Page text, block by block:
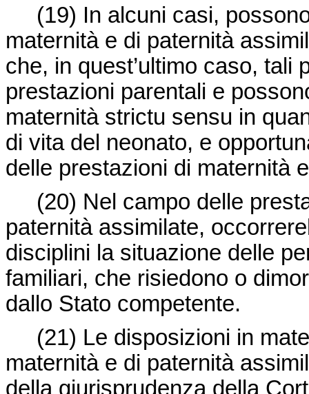
(19) In alcuni casi,
maternità e di paternità
che, in quest’ultimo caso, tali
prestazioni parentali e
maternità strictu sensu in
di vita del neonato, e
delle prestazioni di maternità
(20) Nel campo delle
paternità assimilate,
disciplini la situazione delle
familiari, che risiedono o
dallo Stato competente.
(21) Le disposizioni in
maternità e di paternità
della giurisprudenza della